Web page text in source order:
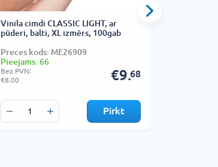
Vinila cimdi CLASSIC LIGHT, ar
pūderi, balti, XL izmērs, 100gab
Preces kods: ME26909
Pieejams: 66
Bez PVN:
€8.00
€9.68
Pirkt